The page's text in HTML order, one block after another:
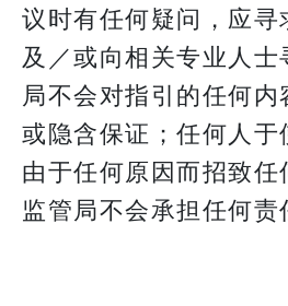
议时有任何疑问，应
及／或向相关专业人士
局不会对指引的任何
或隐含保证；任何人于
由于任何原因而招致任
监管局不会承担任何责